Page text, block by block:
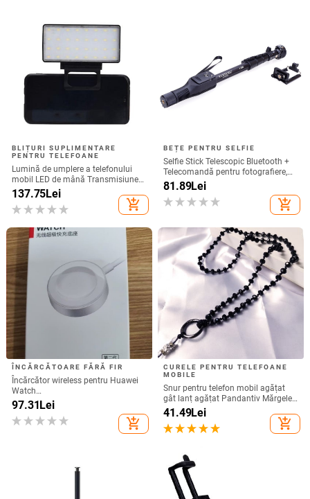
BLIȚURI SUPLIMENTARE
PENTRU TELEFOANE
Lumină de umplere a telefonului
mobil LED de mână Transmisiune
în direct Lumină pentru selfie
Lumină de umplere a computerului
Lumină de umplere a telefonului
137.75Lei
add_shopping_cart
BEȚE PENTRU SELFIE
Selfie Stick Telescopic Bluetooth +
Telecomandă pentru fotografiere,
compatibil cu Android și IOS -
Negru
81.89Lei
add_shopping_cart
ÎNCĂRCĂTOARE FĂRĂ FIR
Încărcător wireless pentru Huawei
Watch
GT6/GT5/Watch5/Watch4/GT4 –
corp metalic, încărcare magnetică,
QC 3.0 încărcare rapidă, ieșire 5W
97.31Lei
add_shopping_cart
CURELE PENTRU TELEFOANE
MOBILE
Snur pentru telefon mobil agățat
gât lanț agățat Pandantiv Mărgele
de cristal realizat manual Coarda
anti-pierdere pentru iPhone Curea
detașabilă
41.49Lei
add_shopping_cart